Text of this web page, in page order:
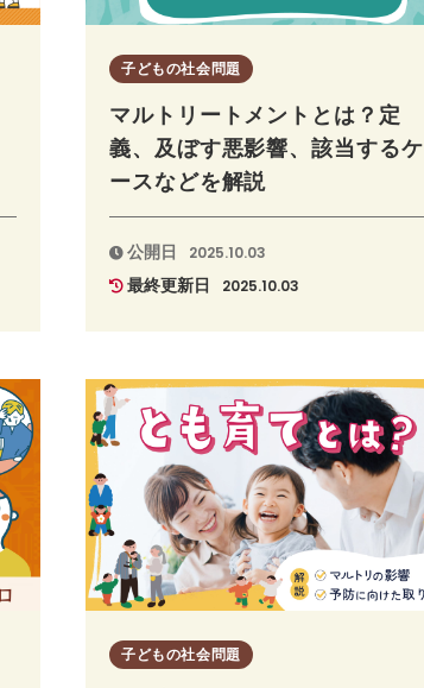
子どもの社会問題
マルトリートメントとは？定
義、及ぼす悪影響、該当するケ
ースなどを解説
公開日 2025.10.03
最終更新日 2025.10.03
子どもの社会問題